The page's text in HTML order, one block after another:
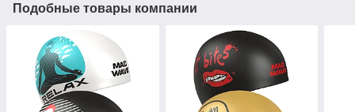
Подобные товары компании